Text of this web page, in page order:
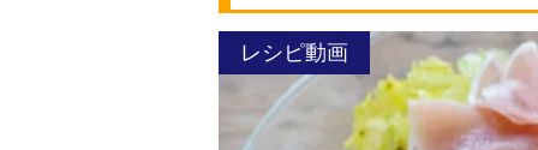
レシピ動画